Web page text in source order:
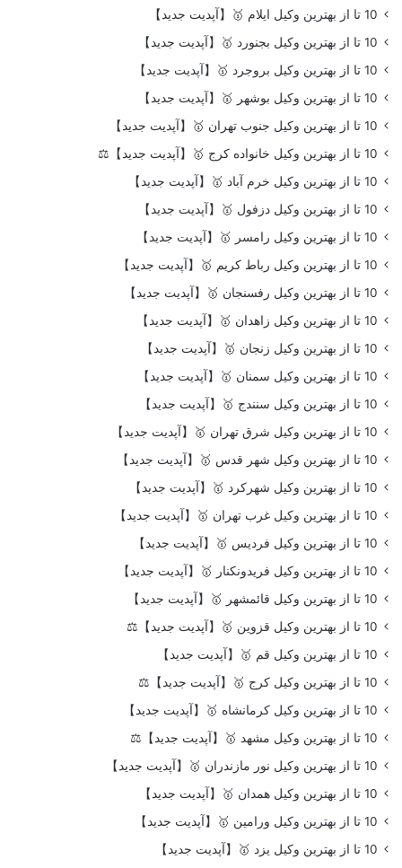
10 تا از بهترین وکیل ایلام 🥇【آپدیت جدید】
10 تا از بهترین وکیل بجنورد 🥇【آپدیت جدید】
10 تا از بهترین وکیل بروجرد 🥇【آپدیت جدید】
10 تا از بهترین وکیل بوشهر 🥇【آپدیت جدید】
10 تا از بهترین وکیل جنوب تهران 🥇【آپدیت جدید】
10 تا از بهترین وکیل خانواده کرج 🥇【آپدیت جدید】⚖️
10 تا از بهترین وکیل خرم آباد 🥇【آپدیت جدید】
10 تا از بهترین وکیل دزفول 🥇【آپدیت جدید】
10 تا از بهترین وکیل رامسر 🥇【آپدیت جدید】
10 تا از بهترین وکیل رباط کریم 🥇【آپدیت جدید】
10 تا از بهترین وکیل رفسنجان 🥇【آپدیت جدید】
10 تا از بهترین وکیل زاهدان 🥇【آپدیت جدید】
10 تا از بهترین وکیل زنجان 🥇【آپدیت جدید】
10 تا از بهترین وکیل سمنان 🥇【آپدیت جدید】
10 تا از بهترین وکیل سنندج 🥇【آپدیت جدید】
10 تا از بهترین وکیل شرق تهران 🥇【آپدیت جدید】
10 تا از بهترین وکیل شهر قدس 🥇【آپدیت جدید】
10 تا از بهترین وکیل شهرکرد 🥇【آپدیت جدید】
10 تا از بهترین وکیل غرب تهران 🥇【آپدیت جدید】
10 تا از بهترین وکیل فردیس 🥇【آپدیت جدید】
10 تا از بهترین وکیل فریدونکنار 🥇【آپدیت جدید】
10 تا از بهترین وکیل قائمشهر 🥇【آپدیت جدید】
10 تا از بهترین وکیل قزوین 🥇【آپدیت جدید】⚖️
10 تا از بهترین وکیل قم 🥇【آپدیت جدید】
10 تا از بهترین وکیل کرج 🥇【آپدیت جدید】⚖️
10 تا از بهترین وکیل کرمانشاه 🥇【آپدیت جدید】
10 تا از بهترین وکیل مشهد 🥇【آپدیت جدید】⚖️
10 تا از بهترین وکیل نور مازندران 🥇【آپدیت جدید】
10 تا از بهترین وکیل همدان 🥇【آپدیت جدید】
10 تا از بهترین وکیل ورامین 🥇【آپدیت جدید】
10 تا از بهترین وکیل یزد 🥇【آپدیت جدید】